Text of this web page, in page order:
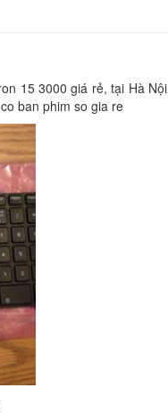
15 3000 giá rẻ, tại Hà
ban phim so gia re